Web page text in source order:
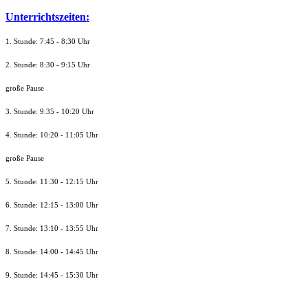
Unterrichtszeiten:
1. Stunde: 7:45 - 8:30 Uhr
2. Stunde: 8:30 - 9:15 Uhr
große Pause
3. Stunde: 9:35 - 10:20 Uhr
4. Stunde: 10:20 - 11:05 Uhr
große Pause
5. Stunde: 11:30 - 12:15 Uhr
6. Stunde: 12:15 - 13:00 Uhr
7. Stunde: 13:10 - 13:55 Uhr
8. Stunde: 14:00 - 14:45 Uhr
9. Stunde: 14:45 - 15:30 Uhr